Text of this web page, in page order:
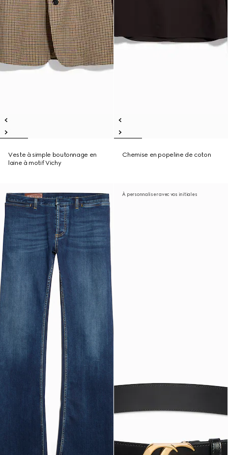
Veste à simple boutonnage en
laine à motif Vichy
Chemise en popeline de coton
À personnaliser avec vos initiales